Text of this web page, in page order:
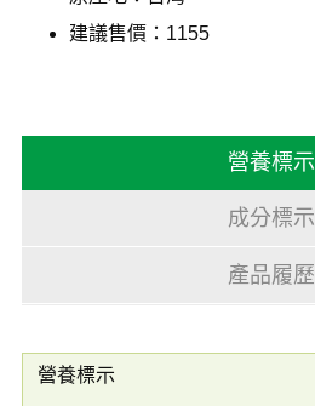
建議售價：1155
營養標示
成分標示
產品履歷
營養標示